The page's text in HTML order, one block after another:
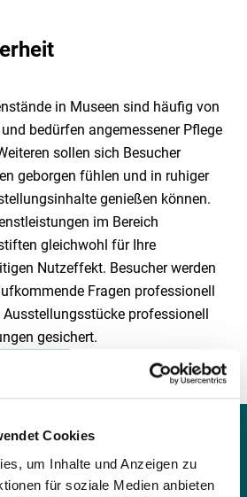
Cookies
um Inhalte und Anzeigen zu
für soziale Medien anbieten
Luftfahrt
(LkSG)
(HinSchG und LkSG)
in Museen sind häufig von
bedürfen angemessener Pflege
sollen sich Besucher
geborgen fühlen und in ruhiger
genießen können.
im Bereich
gleichwohl für Ihre
Nutzeffekt. Besucher werden
Fragen professionell
professionell
gesichert.